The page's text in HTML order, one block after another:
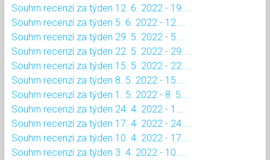
Souhrn recenzí za týden 12. 6. 2022 - 19....
Souhrn recenzí za týden 5. 6. 2022 - 12....
Souhrn recenzí za týden 29. 5. 2022 - 5....
Souhrn recenzí za týden 22. 5. 2022 - 29....
Souhrn recenzí za týden 15. 5. 2022 - 22....
Souhrn recenzí za týden 8. 5. 2022 - 15....
Souhrn recenzí za týden 1. 5. 2022 - 8. 5....
Souhrn recenzí za týden 24. 4. 2022 - 1....
Souhrn recenzí za týden 17. 4. 2022 - 24....
Souhrn recenzí za týden 10. 4. 2022 - 17....
Souhrn recenzí za týden 3. 4. 2022 - 10....